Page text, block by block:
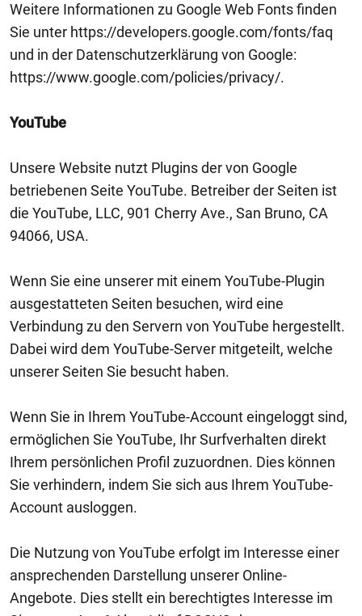
Weitere Informationen zu Google Web Fonts finden
Sie unter https://developers.google.com/fonts/faq
und in der Datenschutzerklärung von Google:
https://www.google.com/policies/privacy/.
YouTube
Unsere Website nutzt Plugins der von Google
betriebenen Seite YouTube. Betreiber der Seiten ist
die YouTube, LLC, 901 Cherry Ave., San Bruno, CA
94066, USA.
Wenn Sie eine unserer mit einem YouTube-Plugin
ausgestatteten Seiten besuchen, wird eine
Verbindung zu den Servern von YouTube hergestellt.
Dabei wird dem YouTube-Server mitgeteilt, welche
unserer Seiten Sie besucht haben.
Wenn Sie in Ihrem YouTube-Account eingeloggt sind,
ermöglichen Sie YouTube, Ihr Surfverhalten direkt
Ihrem persönlichen Profil zuzuordnen. Dies können
Sie verhindern, indem Sie sich aus Ihrem YouTube-
Account ausloggen.
Die Nutzung von YouTube erfolgt im Interesse einer
ansprechenden Darstellung unserer Online-
Angebote. Dies stellt ein berechtigtes Interesse im